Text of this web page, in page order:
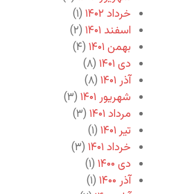
خرداد ۱۴۰۲
(۱)
اسفند ۱۴۰۱
(۲)
بهمن ۱۴۰۱
(۴)
دی ۱۴۰۱
(۸)
آذر ۱۴۰۱
(۸)
شهریور ۱۴۰۱
(۳)
مرداد ۱۴۰۱
(۳)
تیر ۱۴۰۱
(۱)
خرداد ۱۴۰۱
(۳)
دی ۱۴۰۰
(۱)
آذر ۱۴۰۰
(۱)